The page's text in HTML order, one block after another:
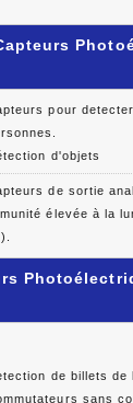
pour
d'objets
de sortie
élevée à la
de billets de
sans